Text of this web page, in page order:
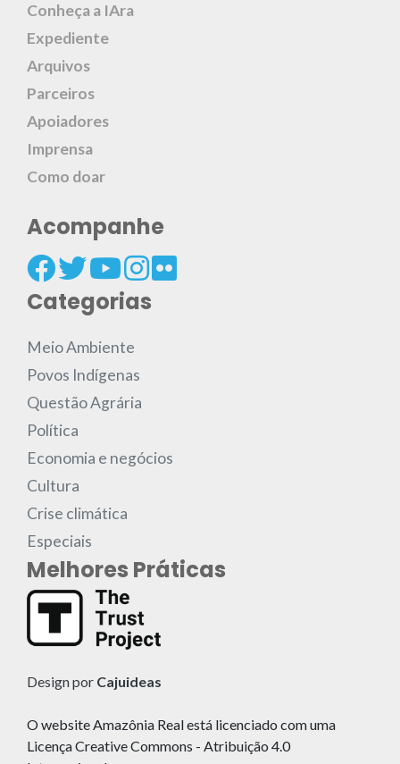
Conheça a IAra
Expediente
Arquivos
Parceiros
Apoiadores
Imprensa
Como doar
Acompanhe
Categorias
Meio Ambiente
Povos Indígenas
Questão Agrária
Política
Economia e negócios
Cultura
Crise climática
Especiais
Melhores Práticas
Design por Cajuideas
O website Amazônia Real está licenciado com uma
Licença Creative Commons - Atribuição 4.0